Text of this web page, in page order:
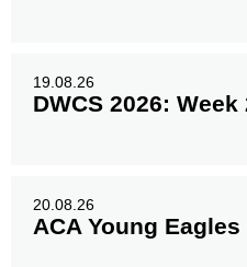
19.08.26
DWCS 2026: Week
20.08.26
ACA Young Eagles